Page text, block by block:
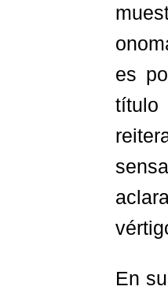
es
título
En